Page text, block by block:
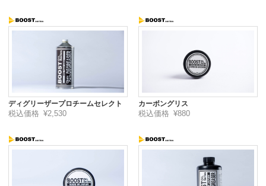
ディグリーザープロチームセレクト
税込価格 ¥2,530
カーボングリス
税込価格 ¥880